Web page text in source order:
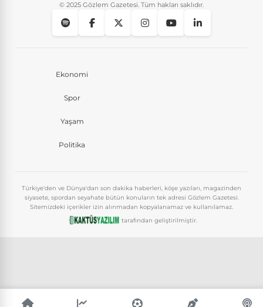
© 2025 Gözlem Gazetesi. Tüm hakları saklıdır.
Ekonomi
Spor
Yaşam
Politika
Türkiye'den ve Dünya'dan son dakika haberleri, köşe yazıları, magazinden
siyasete, spordan seyahate bütün konuların tek adresi Gözlem Gazetesi.
Sitemizdeki içerikler izin alınmadan kopyalanamaz ve kullanılamaz.
tarafından geliştirilmiştir.